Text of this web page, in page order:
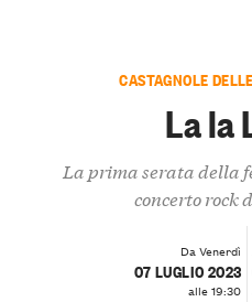
CASTAGNOLE
La la
La prima serata della
concerto rock
Da Venerdì
07 LUGLIO 2023
alle 19:30